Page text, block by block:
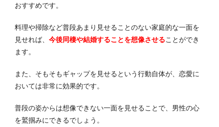
おすすめです。
料理や掃除など普段あまり見せることのない家庭的な一面を
見せれば、 今後同棲や結婚することを想像させることができ
ます。
また、そもそもギャップを見せるという行動自体が、恋愛に
おいては非常に効果的です。
普段の姿からは想像できない一面を見せることで、男性の心
を鷲掴みにできるでしょう。